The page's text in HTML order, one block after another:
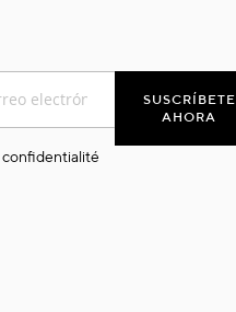
SUSCRÍBETE
AHORA